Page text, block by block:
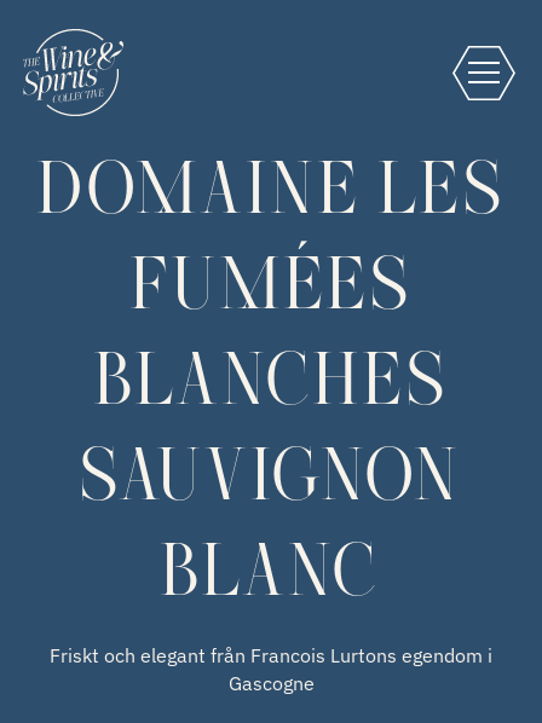
DOMAINE LES
FUMÉES
BLANCHES
SAUVIGNON
BLANC
Friskt och elegant från Francois Lurtons egendom i
Gascogne